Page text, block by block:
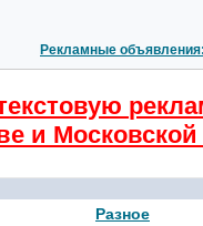
Рекламные
и Московской
Разное